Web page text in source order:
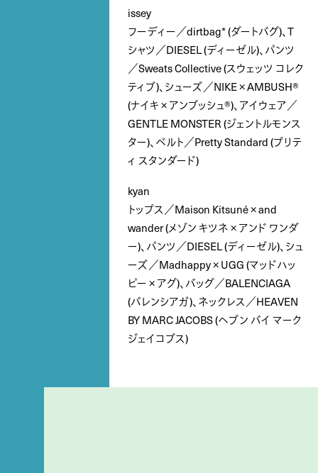
issey
フーディー／dirtbag* (ダートバグ)、T
シャツ／DIESEL (ディーゼル)、パンツ
／Sweats Collective (スウェッツ コレク
ティブ)、シューズ／NIKE × AMBUSH®
(ナイキ × アンブッシュ®)、アイウェア／
GENTLE MONSTER (ジェントルモンス
ター)、ベルト／Pretty Standard (プリテ
ィ スタンダード)
kyan
トップス／Maison Kitsuné × and
wander (メゾン キツネ × アンド ワンダ
ー)、パンツ／DIESEL (ディーゼル)、シュ
ーズ／Madhappy × UGG (マッドハッ
ピー × アグ)、バッグ／BALENCIAGA
(バレンシアガ)、ネックレス／HEAVEN
BY MARC JACOBS (ヘブン バイ マーク
ジェイコブス)